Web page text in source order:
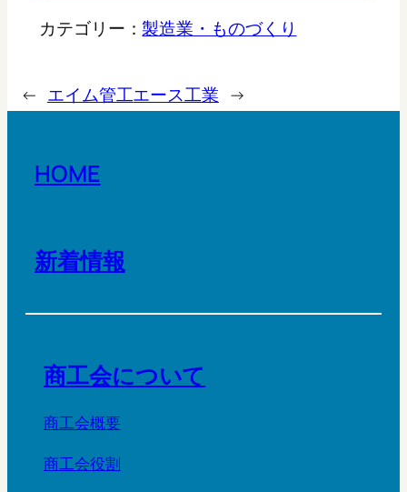
カテゴリー：製造業・ものづくり
← エイム管工エース工業 →
HOME
新着情報
商工会について
商工会概要
商工会役割